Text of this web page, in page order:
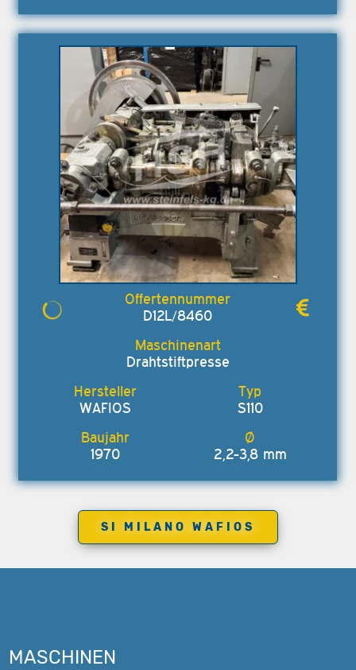
D12L/8460
Drahtstiftpresse
WAFIOS S110
1970 2,2-3,8 mm
SI MILANO WAFIOS
MASCHINEN